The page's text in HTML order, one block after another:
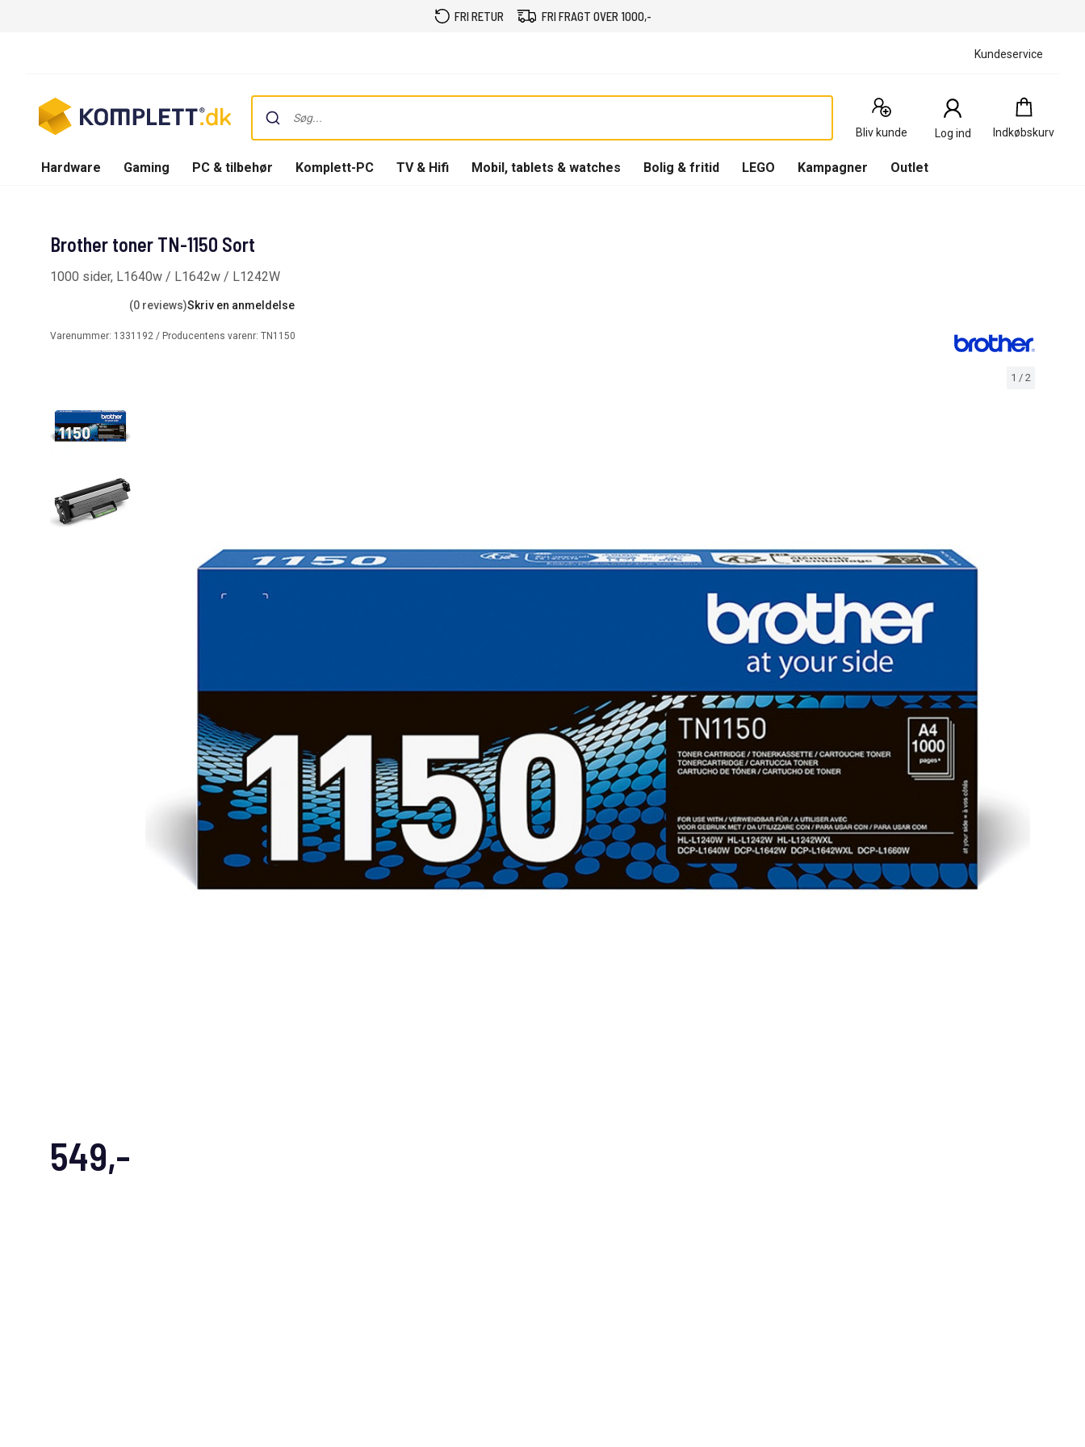
FRI RETUR FRI FRAGT OVER 1000,-
Kundeservice
Bliv kunde Log ind Indkøbskurv
Indkøbskurv
0
Produkter
Hardware Gaming PC & tilbehør Komplett-PC TV & Hifi Mobil, tablets & watches Bolig & fritid LEGO Kampagner Outlet
1 / 2
Brother toner TN-1150 Sort
1000 sider, L1640w / L1642w / L1242W
(0 reviews)Skriv en anmeldelse
Varenummer: 1331192 / Producentens varenr: TN1150
549,-